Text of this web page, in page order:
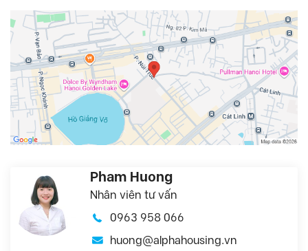
Pham Huong
Nhân viên tư vấn
0963 958 066
huong@alphahousing.vn